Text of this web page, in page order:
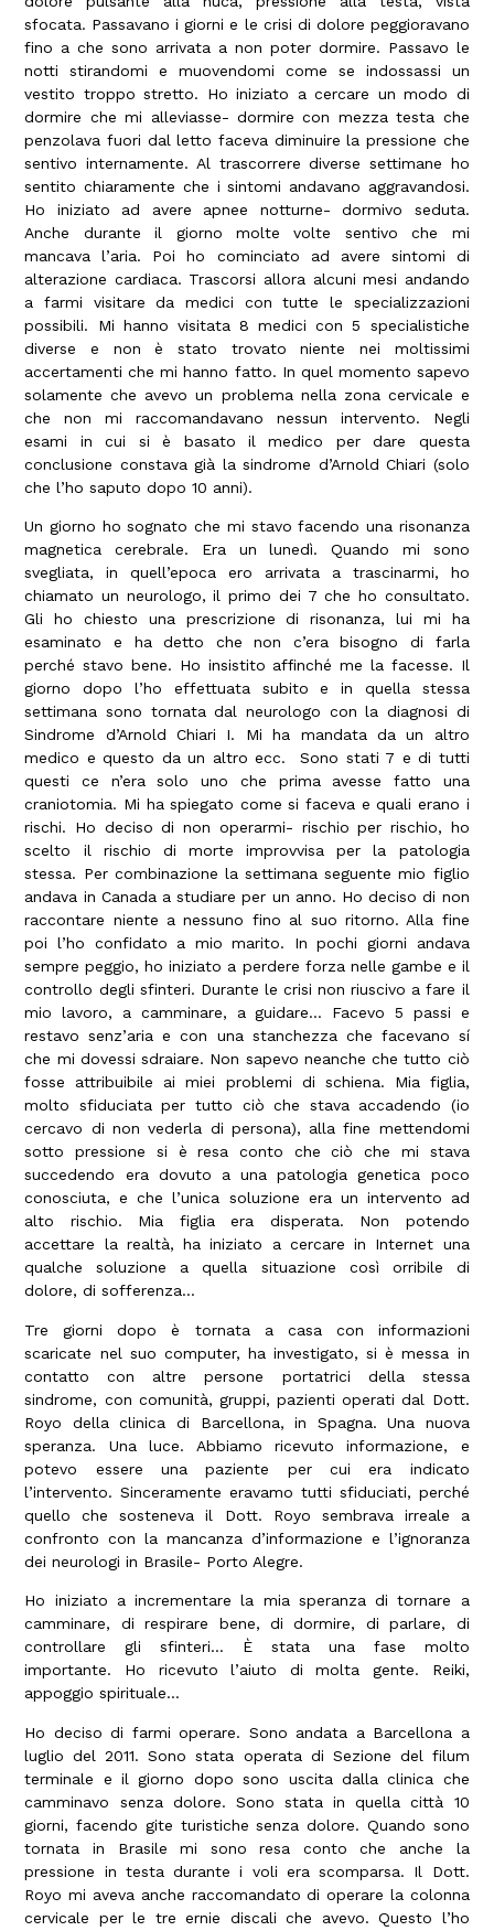
sfocata. Passavano i giorni e le crisi di dolore peggioravano
fino a che sono arrivata a non poter dormire. Passavo le
notti stirandomi e muovendomi come se indossassi un
vestito troppo stretto. Ho iniziato a cercare un modo di
dormire che mi alleviasse- dormire con mezza testa che
penzolava fuori dal letto faceva diminuire la pressione che
sentivo internamente. Al trascorrere diverse settimane ho
sentito chiaramente che i sintomi andavano aggravandosi.
Ho iniziato ad avere apnee notturne- dormivo seduta.
Anche durante il giorno molte volte sentivo che mi
mancava l’aria. Poi ho cominciato ad avere sintomi di
alterazione cardiaca. Trascorsi allora alcuni mesi andando
a farmi visitare da medici con tutte le specializzazioni
possibili. Mi hanno visitata 8 medici con 5 specialistiche
diverse e non è stato trovato niente nei moltissimi
accertamenti che mi hanno fatto. In quel momento sapevo
solamente che avevo un problema nella zona cervicale e
che non mi raccomandavano nessun intervento. Negli
esami in cui si è basato il medico per dare questa
conclusione constava già la sindrome d’Arnold Chiari (solo
che l’ho saputo dopo 10 anni).
Un giorno ho sognato che mi stavo facendo una risonanza
magnetica cerebrale. Era un lunedì. Quando mi sono
svegliata, in quell’epoca ero arrivata a trascinarmi, ho
chiamato un neurologo, il primo dei 7 che ho consultato.
Gli ho chiesto una prescrizione di risonanza, lui mi ha
esaminato e ha detto che non c’era bisogno di farla
perché stavo bene. Ho insistito affinché me la facesse. Il
giorno dopo l’ho effettuata subito e in quella stessa
settimana sono tornata dal neurologo con la diagnosi di
Sindrome d’Arnold Chiari I. Mi ha mandata da un altro
medico e questo da un altro ecc. Sono stati 7 e di tutti
questi ce n’era solo uno che prima avesse fatto una
craniotomia. Mi ha spiegato come si faceva e quali erano i
rischi. Ho deciso di non operarmi- rischio per rischio, ho
scelto il rischio di morte improvvisa per la patologia
stessa. Per combinazione la settimana seguente mio figlio
andava in Canada a studiare per un anno. Ho deciso di non
raccontare niente a nessuno fino al suo ritorno. Alla fine
poi l’ho confidato a mio marito. In pochi giorni andava
sempre peggio, ho iniziato a perdere forza nelle gambe e il
controllo degli sfinteri. Durante le crisi non riuscivo a fare il
mio lavoro, a camminare, a guidare… Facevo 5 passi e
restavo senz’aria e con una stanchezza che facevano sí
che mi dovessi sdraiare. Non sapevo neanche che tutto ciò
fosse attribuibile ai miei problemi di schiena. Mia figlia,
molto sfiduciata per tutto ciò che stava accadendo (io
cercavo di non vederla di persona), alla fine mettendomi
sotto pressione si è resa conto che ciò che mi stava
succedendo era dovuto a una patologia genetica poco
conosciuta, e che l’unica soluzione era un intervento ad
alto rischio. Mia figlia era disperata. Non potendo
accettare la realtà, ha iniziato a cercare in Internet una
qualche soluzione a quella situazione così orribile di
dolore, di sofferenza…
Tre giorni dopo è tornata a casa con informazioni
scaricate nel suo computer, ha investigato, si è messa in
contatto con altre persone portatrici della stessa
sindrome, con comunità, gruppi, pazienti operati dal Dott.
Royo della clinica di Barcellona, in Spagna. Una nuova
speranza. Una luce. Abbiamo ricevuto informazione, e
potevo essere una paziente per cui era indicato
l’intervento. Sinceramente eravamo tutti sfiduciati, perché
quello che sosteneva il Dott. Royo sembrava irreale a
confronto con la mancanza d’informazione e l’ignoranza
dei neurologi in Brasile- Porto Alegre.
Ho iniziato a incrementare la mia speranza di tornare a
camminare, di respirare bene, di dormire, di parlare, di
controllare gli sfinteri… È stata una fase molto
importante. Ho ricevuto l’aiuto di molta gente. Reiki,
appoggio spirituale…
Ho deciso di farmi operare. Sono andata a Barcellona a
luglio del 2011. Sono stata operata di Sezione del filum
terminale e il giorno dopo sono uscita dalla clinica che
camminavo senza dolore. Sono stata in quella città 10
giorni, facendo gite turistiche senza dolore. Quando sono
tornata in Brasile mi sono resa conto che anche la
pressione in testa durante i voli era scomparsa. Il Dott.
Royo mi aveva anche raccomandato di operare la colonna
cervicale per le tre ernie discali che avevo. Questo l’ho